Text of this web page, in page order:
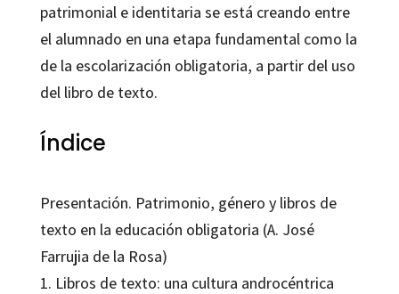
patrimonial e identitaria se está creando entre
el alumnado en una etapa fundamental como la
de la escolarización obligatoria, a partir del uso
del libro de texto.
Índice
Presentación. Patrimonio, género y libros de
texto en la educación obligatoria (A. José
Farrujia de la Rosa)
1. Libros de texto: una cultura androcéntrica